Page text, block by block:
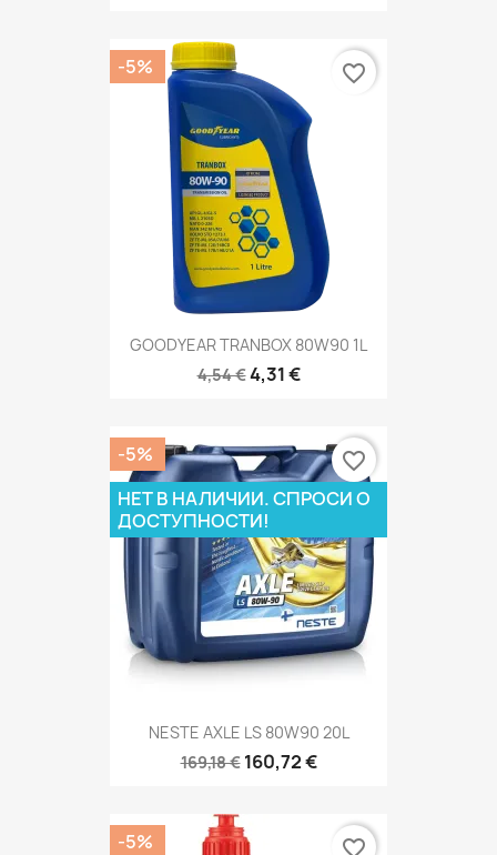
GOODYEAR TRANBOX 80W90 1L
4,54 €4,31 €
-5% favorite_border
NESTE AXLE LS 80W90 20L
169,18 € 160,72 €
-5%
НЕТ В НАЛИЧИИ. СПРОСИ О
ДОСТУПНОСТИ!
favorite_border
-5% favorite_border